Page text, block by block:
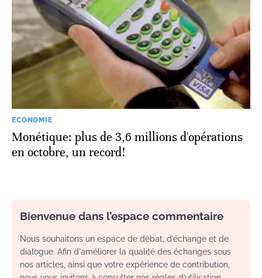
ECONOMIE
Monétique: plus de 3,6 millions d'opérations
en octobre, un record!
Bienvenue dans l’espace commentaire
Nous souhaitons un espace de débat, d’échange et de
dialogue. Afin d'améliorer la qualité des échanges sous
nos articles, ainsi que votre expérience de contribution,